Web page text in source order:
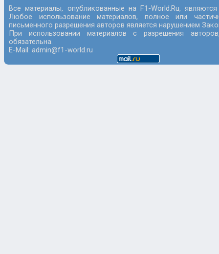
Все материалы, опубликованные на F1-World.Ru,
Любое использование материалов, полное или
письменного разрешения авторов является нарушением
При использовании материалов с разрешения
обязательна.
E-Mail: admin@f1-world.ru